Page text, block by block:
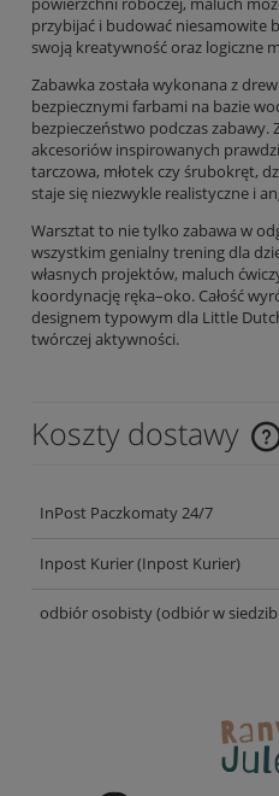
przybijać i budować niesamowite
swoją kreatywność oraz logiczne
Zabawka została wykonana z
bezpiecznymi farbami na bazie
bezpieczeństwo podczas zabawy.
akcesoriów inspirowanych
tarczowa, młotek czy śrubokręt,
staje się niezwykle realistyczne i
Warsztat to nie tylko zabawa w
wszystkim genialny trening dla
własnych projektów, maluch
koordynację ręka–oko. Całość
designem typowym dla Little
twórczej aktywności.
Koszty dostawy
Cena nie zawiera ewentualnych
InPost Paczkomaty 24/7
Inpost Kurier(Inpost Kurier)
odbiór osobisty(odbiór w